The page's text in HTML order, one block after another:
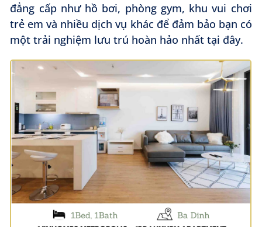
đẳng cấp như hồ bơi, phòng gym, khu vui chơi
trẻ em và nhiều dịch vụ khác để đảm bảo bạn có
một trải nghiệm lưu trú hoàn hảo nhất tại đây.